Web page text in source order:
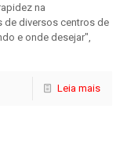
na
diversos centros de
e onde desejar",
Leia mais